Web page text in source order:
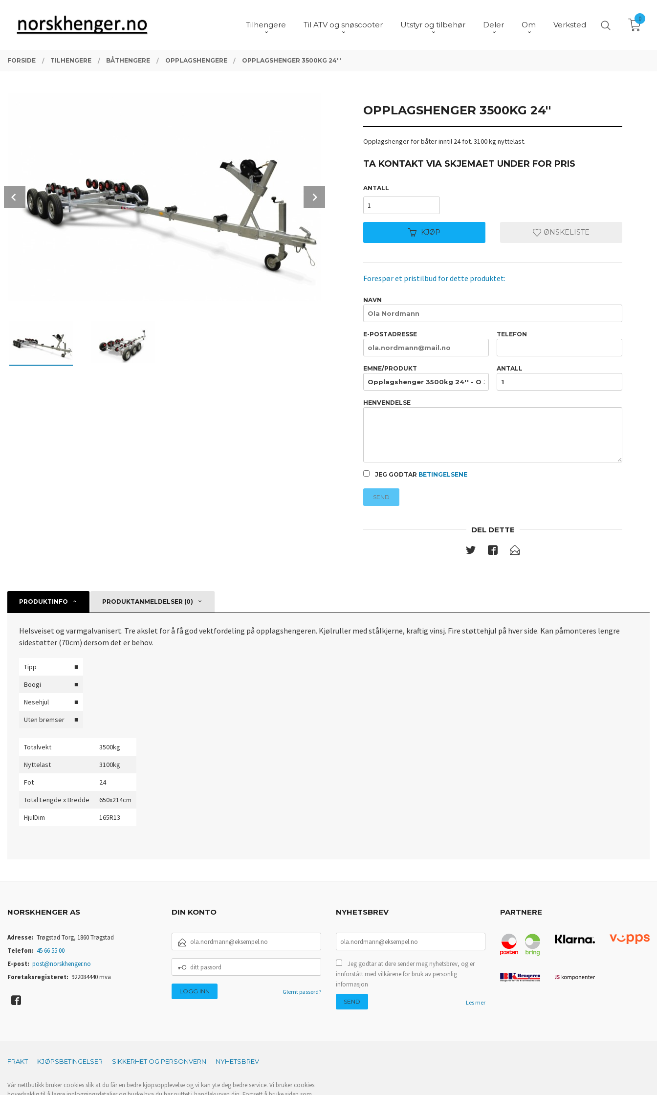
innholdet
PRODUKTER
Tilhengere Til ATV og snøscooter Utstyr og tilbehør Deler Om Verksted
0
FORSIDE TILHENGERE BÅTHENGERE OPPLAGSHENGERE OPPLAGSHENGER 3500KG 24''
Prev
OPPLAGSHENGER 3500KG 24''
Opplagshenger for båter inntil 24 fot. 3100 kg nyttelast.
TA KONTAKT VIA SKJEMAET UNDER FOR PRIS
ANTALL
KJØP ØNSKELISTE
Forespør et pristilbud for dette produktet:
NAVN
E-POSTADRESSE TELEFON
EMNE/PRODUKT ANTALL
HENVENDELSE
JEG GODTAR BETINGELSENE
SEND
DEL DETTE
PRODUKTINFO PRODUKTANMELDELSER (0)
Helsveiset og varmgalvanisert. Tre akslet for å få god vektfordeling på opplagshengeren. Kjølruller med stålkjerne, kraftig vinsj. Fire støttehjul på hver side. Kan påmonteres lengre
sidestøtter (70cm) dersom det er behov.
Tipp
■
Boogi
■
Nesehjul
■
Uten bremser
■
Totalvekt
3500kg
Nyttelast
3100kg
Fot
24
Total Lengde x Bredde
650x214cm
HjulDim
165R13
NORSKHENGER AS
Adresse: Trøgstad Torg, 1860 Trøgstad
Telefon: 45 66 55 00
E-post: post@norskhenger.no
Foretaksregisteret: 922084440 mva
DIN KONTO
POSTADRESSE
PASSORD
Glemt passord?
NYHETSBREV
Jeg godtar at dere sender meg nyhetsbrev, og er
innforstått med vilkårene for bruk av personlig
informasjon
Les mer
PARTNERE
FRAKT KJØPSBETINGELSER SIKKERHET OG PERSONVERN NYHETSBREV
Vår nettbutikk bruker cookies slik at du får en bedre kjøpsopplevelse og vi kan yte deg bedre service. Vi bruker cookies